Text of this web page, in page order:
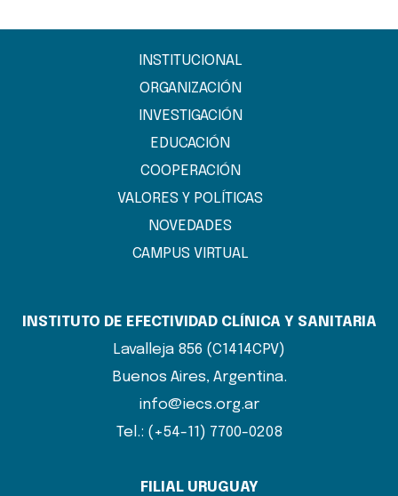
INSTITUCIONAL
ORGANIZACIÓN
INVESTIGACIÓN
EDUCACIÓN
COOPERACIÓN
VALORES Y POLÍTICAS
NOVEDADES
CAMPUS VIRTUAL
INSTITUTO DE EFECTIVIDAD CLÍNICA Y SANITARIA
Lavalleja 856 (C1414CPV)
Buenos Aires, Argentina.
info@iecs.org.ar
Tel.: (+54-11) 7700-0208
FILIAL URUGUAY